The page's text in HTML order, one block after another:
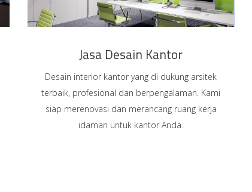
Jasa Desain Kantor
Desain interior kantor yang di dukung arsitek
terbaik, profesional dan berpengalaman. Kami
siap merenovasi dan merancang ruang kerja
idaman untuk kantor Anda.